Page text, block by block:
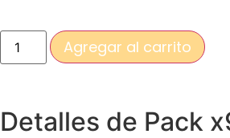
Agregar al carrito
Detalles de Pack